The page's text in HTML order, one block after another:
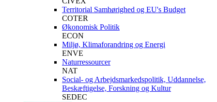
Territorial Samhørighed og EU's Budget
COTER
Økonomisk Politik
ECON
Miljø, Klimaforandring og Energi
ENVE
Naturressourcer
NAT
Social- og Arbejdsmarkedspolitik, Uddannelse,
Beskæftigelse, Forskning og Kultur
SEDEC